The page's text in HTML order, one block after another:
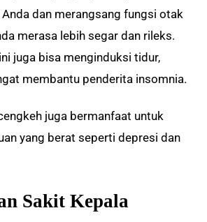
dan merangsang fungsi otak
merasa lebih segar dan rileks.
juga bisa menginduksi tidur,
membantu penderita insomnia.
juga bermanfaat untuk
yang berat seperti depresi dan
Sakit Kepala